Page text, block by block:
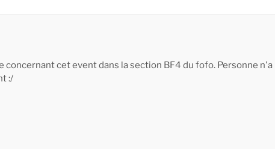
concernant cet event dans la section BF4 du fofo. Personne n'a
:/